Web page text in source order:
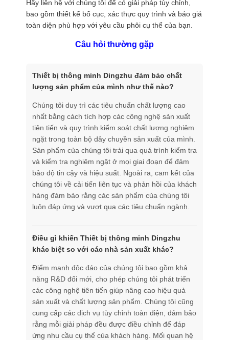
Hãy liên hệ với chúng tôi để có giải pháp tùy chỉnh,
bao gồm thiết kế bố cục, xác thực quy trình và báo giá
toàn diện phù hợp với yêu cầu phôi cụ thể của bạn.
Câu hỏi thường gặp
Thiết bị thông minh Dingzhu đảm bảo chất
lượng sản phẩm của mình như thế nào?
Chúng tôi duy trì các tiêu chuẩn chất lượng cao
nhất bằng cách tích hợp các công nghệ sản xuất
tiên tiến và quy trình kiểm soát chất lượng nghiêm
ngặt trong toàn bộ dây chuyền sản xuất của mình.
Sản phẩm của chúng tôi trải qua quá trình kiểm tra
và kiểm tra nghiêm ngặt ở mọi giai đoạn để đảm
bảo độ tin cậy và hiệu suất. Ngoài ra, cam kết của
chúng tôi về cải tiến liên tục và phản hồi của khách
hàng đảm bảo rằng các sản phẩm của chúng tôi
luôn đáp ứng và vượt qua các tiêu chuẩn ngành.
Điều gì khiến Thiết bị thông minh Dingzhu
khác biệt so với các nhà sản xuất khác?
Điểm mạnh độc đáo của chúng tôi bao gồm khả
năng R&D đổi mới, cho phép chúng tôi phát triển
các công nghệ tiên tiến giúp nâng cao hiệu quả
sản xuất và chất lượng sản phẩm. Chúng tôi cũng
cung cấp các dịch vụ tùy chỉnh toàn diện, đảm bảo
rằng mỗi giải pháp đều được điều chỉnh để đáp
ứng nhu cầu cụ thể của khách hàng. Mối quan hệ